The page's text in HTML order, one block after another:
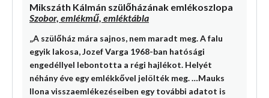
Mikszáth Kálmán szülőházának emlékoszlopa
Szobor, emlékmű, emléktábla
„A szülőház mára sajnos, nem maradt meg. A falu
egyik lakosa, Jozef Varga 1968-ban hatósági
engedéllyel lebontotta a régi hajlékot. Helyét
néhány éve egy emlékkővel jelölték meg. …Mauks
Ilona visszaemlékezéseiben egy további adatot is